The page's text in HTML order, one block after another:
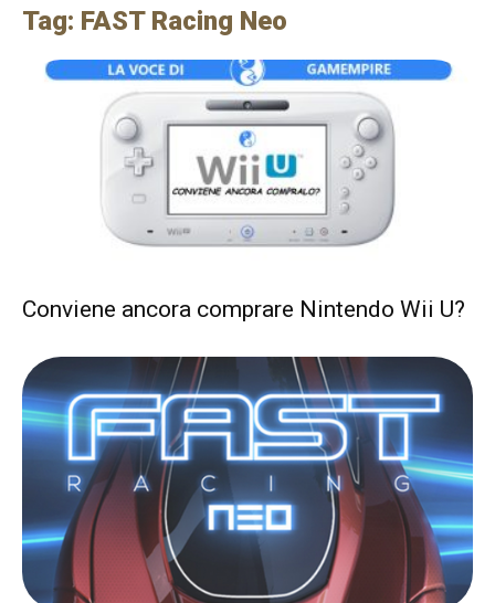
Tag: FAST Racing Neo
Conviene ancora comprare Nintendo Wii U?